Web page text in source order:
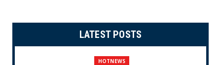
LATEST POSTS
HOTNEWS